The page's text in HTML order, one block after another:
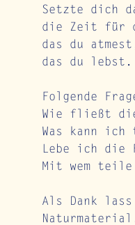
Setzte dich
die Zeit für
das du
das du lebst.
Folgende
Wie fließt
Was kann
Lebe ich die
Mit wem
Als Dank